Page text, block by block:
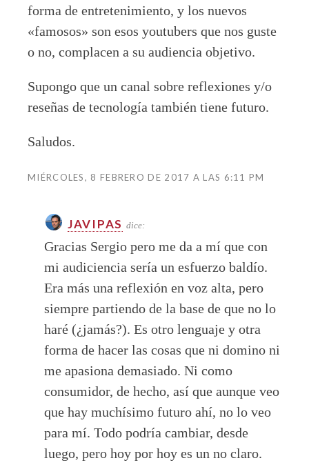
forma de entretenimiento, y los nuevos
«famosos» son esos youtubers que nos guste
o no, complacen a su audiencia objetivo.
Supongo que un canal sobre reflexiones y/o
reseñas de tecnología también tiene futuro.
Saludos.
MIÉRCOLES, 8 FEBRERO DE 2017 A LAS 6:11 PM
JAVIPAS dice:
Gracias Sergio pero me da a mí que con
mi audiciencia sería un esfuerzo baldío.
Era más una reflexión en voz alta, pero
siempre partiendo de la base de que no lo
haré (¿jamás?). Es otro lenguaje y otra
forma de hacer las cosas que ni domino ni
me apasiona demasiado. Ni como
consumidor, de hecho, así que aunque veo
que hay muchísimo futuro ahí, no lo veo
para mí. Todo podría cambiar, desde
luego, pero hoy por hoy es un no claro.